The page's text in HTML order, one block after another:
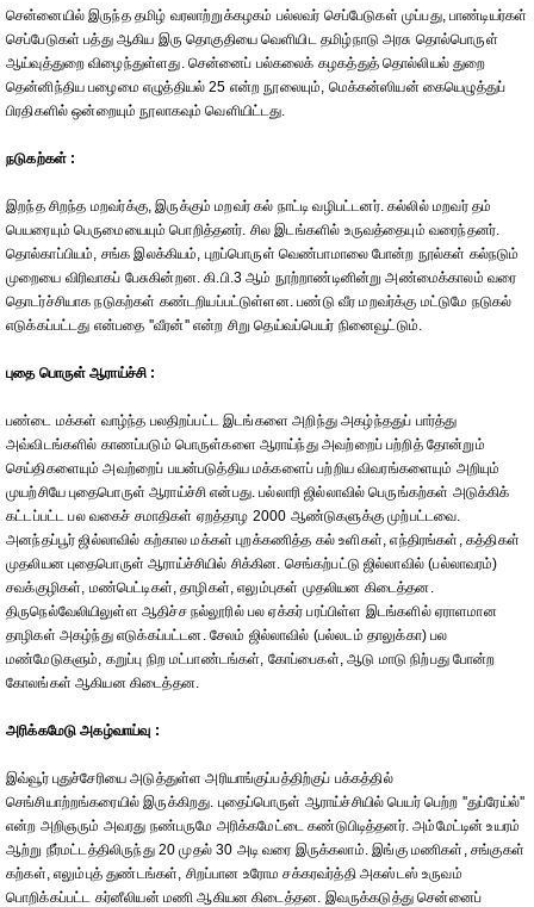
சென்னையில் இருந்த தமிழ் வரலாற்றுக்கழகம் பல்லவர் செப்பேடுகள் முப்பது, பாண்டியர்கள்
செப்பேடுகள் பத்து ஆகிய இரு தொகுதியை வெளியிட தமிழ்நாடு அரசு தொல்பொருள்
ஆய்வுத்துறை விழைந்துள்ளது. சென்னைப் பல்கலைக் கழகத்துத் தொல்லியல் துறை
தென்னிந்திய பழைமை எழுத்தியல் 25 என்ற நூலையும், மெக்கன்ஸியன் கையெழுத்துப்
பிரதிகளில் ஒன்றையும் நூலாகவும் வெளியிட்டது.
நடுகற்கள் :
இறந்த சிறந்த மறவர்க்கு, இருக்கும் மறவர் கல் நாட்டி வழிபட்டனர். கல்லில் மறவர் தம்
பெயரையும் பெருமையையும் பொறித்தனர். சில இடங்களில் உருவத்தையும் வரைந்தனர்.
தொல்காப்பியம், சங்க இலக்கியம், புறப்பொருள் வெண்பாமாலை போன்ற நூல்கள் கல்நடும்
முறையை விரிவாகப் பேசுகின்றன. கி.பி.3 ஆம் நூற்றாண்டினின்று அண்மைக்காலம் வரை
தொடர்ச்சியாக நடுகற்கள் கண்டறியப்பட்டுள்ளன. பண்டு வீர மறவர்க்கு மட்டுமே நடுகல்
எடுக்கப்பட்டது என்பதை ''வீரன்'' என்ற சிறு தெய்வப்பெயர் நினைவூட்டும்.
புதை பொருள் ஆராய்ச்சி :
பண்டை மக்கள் வாழ்ந்த பலதிறப்பட்ட இடங்களை அறிந்து அகழ்ந்ததுப் பார்த்து
அவ்விடங்களில் காணப்படும் பொருள்களை ஆராய்ந்து அவற்றைப் பற்றித் தோன்றும்
செய்திகளையும் அவற்றைப் பயன்படுத்திய மக்களைப் பற்றிய விவரங்களையும் அறியும்
முயற்சியே புதைபொருள் ஆராய்ச்சி என்பது. பல்லாரி ஜில்லாவில் பெருங்கற்கள் அடுக்கிக்
கட்டப்பட்ட பல வகைச் சமாதிகள் ஏறத்தாழ 2000 ஆண்டுகளுக்கு முற்பட்டவை.
அனந்தப்பூர் ஜில்லாவில் கற்கால மக்கள் புறக்கணித்த கல் உளிகள், எந்திரங்கள், கத்திகள்
முதலியன புதைபொருள் ஆராய்ச்சியில் சிக்கின. செங்கற்பட்டு ஜில்லாவில் (பல்லாவரம்)
சவக்குழிகள், மண்பெட்டிகள், தாழிகள், எலும்புகள் முதலியன கிடைத்தன.
திருநெல்வேலியிலுள்ள ஆதிச்ச நல்லூரில் பல ஏக்கர் பரப்பிள்ள இடங்களில் ஏராளமான
தாழிகள் அகழ்ந்து எடுக்கப்பட்டன. சேலம் ஜில்லாவில் (பல்லடம் தாலுக்கா) பல
மண்மேடுகளும், கறுப்பு நிற மட்பாண்டங்கள், கோப்பைகள், ஆடு மாடு நிற்பது போன்ற
கோலங்கள் ஆகியன கிடைத்தன.
அரிக்கமேடு அகழ்வாய்வு :
இவ்வூர் புதுச்சேரியை அடுத்துள்ள அரியாங்குப்பத்திற்குப் பக்கத்தில்
செங்சியாற்றங்கரையில் இருக்கிறது. புதைப்பொருள் ஆராய்ச்சியில் பெயர் பெற்ற ''துப்ரேய்ல்''
என்ற அறிஞரும் அவரது நண்பருமே அரிக்கமேட்டை கண்டுபிடித்தனர். அம்மேட்டின் உயரம்
ஆற்று நீர்மட்டத்திலிருந்து 20 முதல் 30 அடி வரை இருக்கலாம். இங்கு மணிகள், சங்குகள்
கற்கள், எலும்புத் துண்டங்கள், சிறப்பான உரோம சக்கரவர்த்தி அகஸ்டஸ் உருவம்
பொறிக்கப்பட்ட கர்னீலியன் மணி ஆகியன கிடைத்தன. இவருக்கடுத்து சென்னைப்